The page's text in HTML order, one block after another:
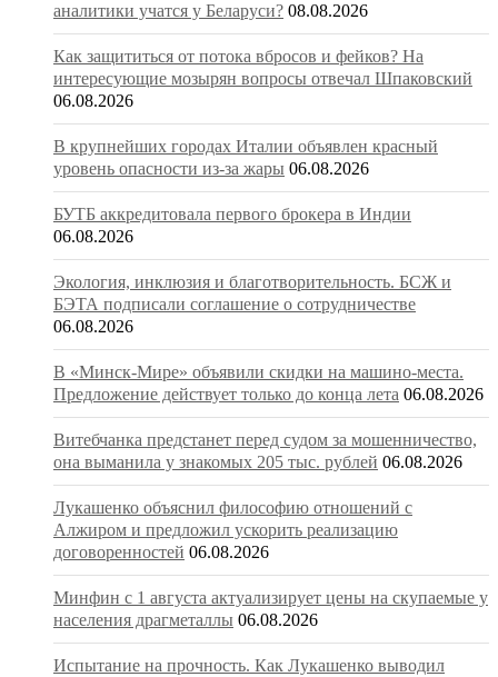
аналитики учатся у Беларуси? 08.08.2026
Как защититься от потока вбросов и фейков? На
интересующие мозырян вопросы отвечал Шпаковский
06.08.2026
В крупнейших городах Италии объявлен красный
уровень опасности из-за жары 06.08.2026
БУТБ аккредитовала первого брокера в Индии
06.08.2026
Экология, инклюзия и благотворительность. БСЖ и
БЭТА подписали соглашение о сотрудничестве
06.08.2026
В «Минск-Мире» объявили скидки на машино-места.
Предложение действует только до конца лета 06.08.2026
Витебчанка предстанет перед судом за мошенничество,
она выманила у знакомых 205 тыс. рублей 06.08.2026
Лукашенко объяснил философию отношений с
Алжиром и предложил ускорить реализацию
договоренностей 06.08.2026
Минфин с 1 августа актуализирует цены на скупаемые у
населения драгметаллы 06.08.2026
Испытание на прочность. Как Лукашенко выводил